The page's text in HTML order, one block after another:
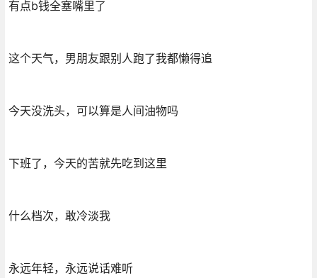
有点b钱全塞嘴里了
这个天气，男朋友跟别人跑了我都懒得追
今天没洗头，可以算是人间油物吗
下班了，今天的苦就先吃到这里
什么档次，敢冷淡我
永远年轻，永远说话难听